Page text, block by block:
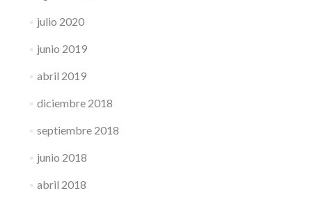
julio 2020
junio 2019
abril 2019
diciembre 2018
septiembre 2018
junio 2018
abril 2018